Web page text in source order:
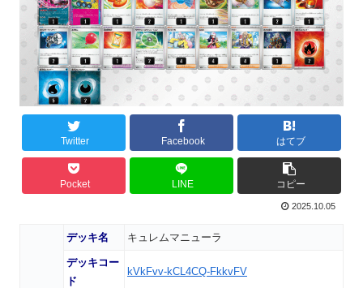
Twitter Facebook はてブ
Pocket LINE コピー
2025.10.05
デッキ名 キュレムマニューラ
デッキコー
ド
kVkFvv-kCL4CQ-FkkvFV